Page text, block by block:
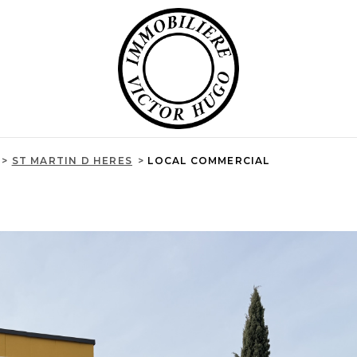
ST MARTIN D HERES LOCAL COMMERCIAL
ESTIMER
Martin-d'Hères